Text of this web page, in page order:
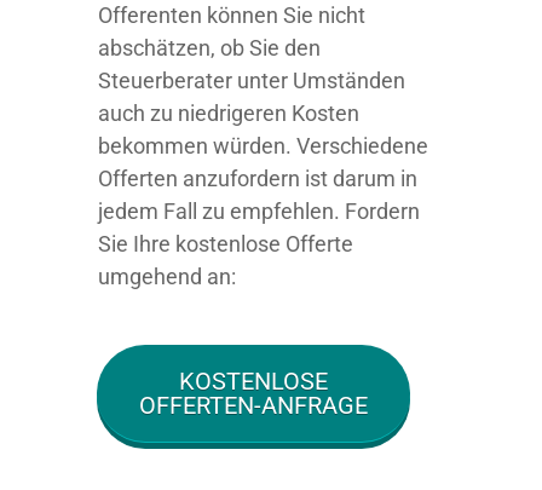
Offerenten können Sie nicht
abschätzen, ob Sie den
Steuerberater unter Umständen
auch zu niedrigeren Kosten
bekommen würden. Verschiedene
Offerten anzufordern ist darum in
jedem Fall zu empfehlen. Fordern
Sie Ihre kostenlose Offerte
umgehend an:
KOSTENLOSE
OFFERTEN-ANFRAGE